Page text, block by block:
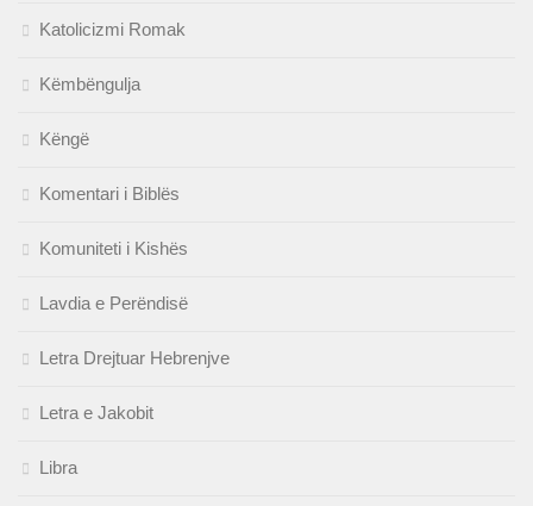
Katolicizmi Romak
Këmbëngulja
Këngë
Komentari i Biblës
Komuniteti i Kishës
Lavdia e Perëndisë
Letra Drejtuar Hebrenjve
Letra e Jakobit
Libra